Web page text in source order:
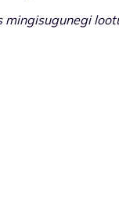
mingisugunegi